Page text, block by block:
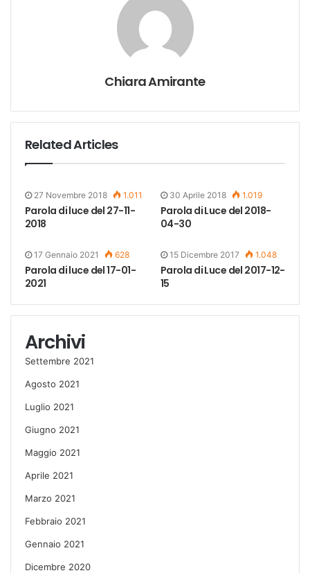
Chiara Amirante
Related Articles
27 Novembre 2018 1.011
Parola di luce del 27-11-
2018
30 Aprile 2018 1.019
Parola di Luce del 2018-
04-30
17 Gennaio 2021 628
Parola di luce del 17-01-
2021
15 Dicembre 2017 1.048
Parola di Luce del 2017-12-
15
Archivi
Settembre 2021
Agosto 2021
Luglio 2021
Giugno 2021
Maggio 2021
Aprile 2021
Marzo 2021
Febbraio 2021
Gennaio 2021
Dicembre 2020